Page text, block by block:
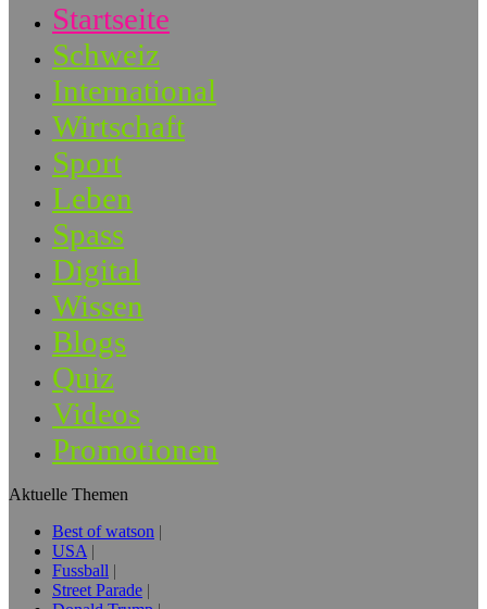
Startseite
Schweiz
International
Wirtschaft
Sport
Leben
Spass
Digital
Wissen
Blogs
Quiz
Videos
Promotionen
Aktuelle Themen
Best of watson
USA
Fussball
Street Parade